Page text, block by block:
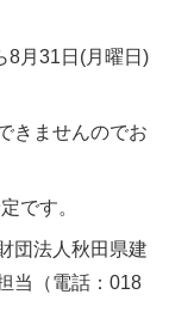
8月31日(月曜日)
きませんのでお
です。
団法人秋田県建
当（電話：018